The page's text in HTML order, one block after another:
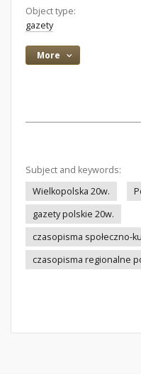
Object type:
gazety
More
Subject and keywords:
Wielkopolska 20w.
gazety polskie 20w.
czasopisma społeczno-
czasopisma regionalne